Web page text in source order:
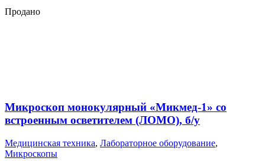
Продано
Микроскоп монокулярный «Микмед-1» со
встроенным осветителем (ЛОМО), б/у
Медицинская техника, Лабораторное оборудование,
Микроскопы